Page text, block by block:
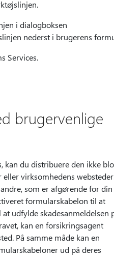
i dialogboksen
nederst i brugerens
Services.
brugervenlige
kan du distribuere den ikke
virksomhedens
som er afgørende for din
formularskabelon til at
udfylde skadesanmeldelsen
kan en forsikringsagent
På samme måde kan en
ud på deres